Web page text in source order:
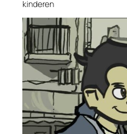
kinderen